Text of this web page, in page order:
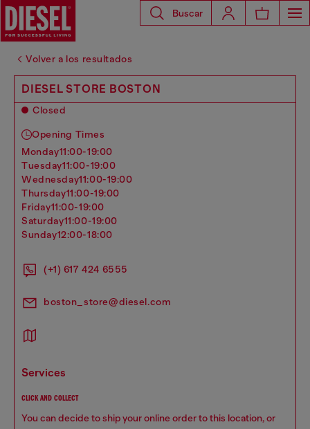
Buscar
Volver a los resultados
DIESEL STORE BOSTON
Closed
Opening Times
monday11:00-19:00
tuesday11:00-19:00
wednesday11:00-19:00
thursday11:00-19:00
friday11:00-19:00
saturday11:00-19:00
sunday12:00-18:00
(+1) 617 424 6555
boston_store@diesel.com
services
CLICK AND COLLECT
You can decide to ship your online order to this location, or